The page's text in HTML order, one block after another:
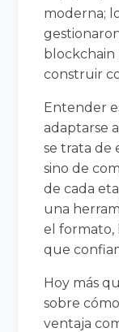
moderna;
blockchain
construir
Entender
adaptarse
se trata de
sino de
de cada
una
el formato,
que
Hoy más
sobre
ventaja